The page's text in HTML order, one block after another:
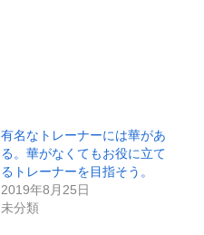
有名なトレーナーには華があ
る。華がなくてもお役に立て
るトレーナーを目指そう。
2019年8月25日
未分類